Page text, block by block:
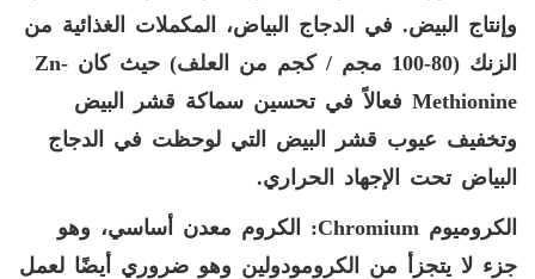
وإنتاج البيض. في الدجاج البياض، المكملات الغذائية من
الزنك (80-100 مجم / كجم من العلف) حيث كان
Zn-
Methionine فعالاً في تحسين سماكة قشر البيض
وتخفيف عيوب قشر البيض التي لوحظت في الدجاج
البياض تحت الإجهاد الحراري.
الكروميوم Chromium: الكروم معدن أساسي، وهو
جزء لا يتجزأ من الكرومودولين وهو ضروري أيضًا لعمل